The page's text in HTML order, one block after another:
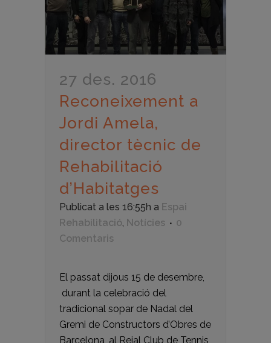
27 des. 2016
Reconeixement a
Jordi Amela,
director tècnic de
Rehabilitació
d’Habitatges
Publicat a les 16:55h a Espai
Rehabilitació, Notícies
0
Comentaris
El passat dijous 15 de desembre,
durant la celebració del
tradicional sopar de Nadal del
Gremi de Constructors d’Obres de
Barcelona, al Reial Club de Tennis